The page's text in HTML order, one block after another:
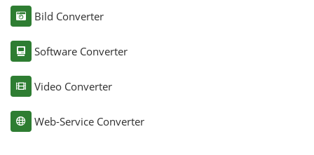
Bild Converter
Software Converter
Video Converter
Web-Service Converter